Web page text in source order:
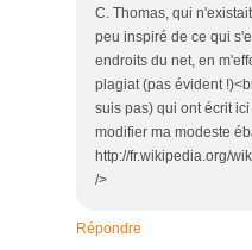
C. Thomas, qui
peu inspiré de ce qui
endroits du net, en
plagiat (pas évident
suis pas) qui ont écrit
modifier ma modeste
http://fr.wikipedia.org/
/>
Répondre